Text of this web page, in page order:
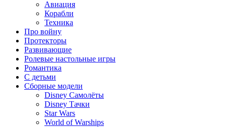
Авиация
Корабли
Техника
Про войну
Протекторы
Развивающие
Ролевые настольные игры
Романтика
С детьми
Сборные модели
Disney Самолёты
Disney Тачки
Star Wars
World of Warships